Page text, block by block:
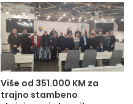
Više od 351.000 KM za
trajno stambeno